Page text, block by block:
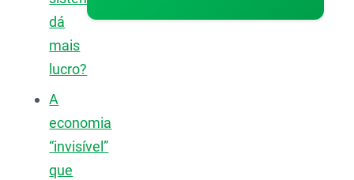
dá
mais
lucro?
A
economia
“invisível”
que